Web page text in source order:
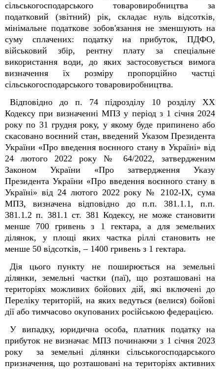
сільськогосподарського товаровиробництва за
податковий (звітний) рік, складає нуль відсотків,
мінімальне податкове зобов'язання не зменшують на
суму сплачених: податку на прибуток, ПДФО,
військовий збір, рентну плату за спеціальне
використання води, до яких застосовується вимога
визначення їх розміру пропорційно частці
сільськогосподарського товаровиробництва.
Відповідно до п. 74 підрозділу 10 розділу ХХ
Кодексу при визначенні МПЗ у період з 1 січня 2024
року по 31 грудня року, у якому буде припинено або
скасовано воєнний стан, введений Указом Президента
України «Про введення воєнного стану в Україні» від
24 лютого 2022 року № 64/2022, затвердженим
Законом України «Про затвердження Указу
Президента України «Про введення воєнного стану в
Україні» від 24 лютого 2022 року № 2102-IX, сума
МПЗ, визначена відповідно до п.п. 381.1.1, п.п.
381.1.2 п. 381.1 ст. 381 Кодексу, не може становити
менше 700 гривень з 1 гектара, а для земельних
ділянок, у площі яких частка ріллі становить не
менше 50 відсотків, – 1400 гривень з 1 гектара.
Дія цього пункту не поширюється на земельні
ділянки, земельні частки (паї), що розташовані на
територіях можливих бойових дій, які включені до
Переліку територій, на яких ведуться (велися) бойові
дії або тимчасово окупованих російською федерацією.
У випадку, юридична особа, платник податку на
прибуток не визначає МПЗ починаючи з 1 січня 2023
року за земельні ділянки сільськогосподарського
призначення, що розташовані на територіях активних